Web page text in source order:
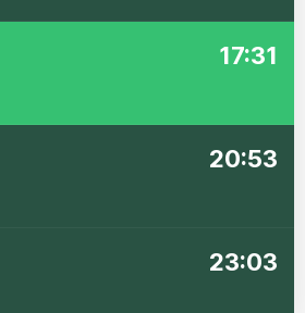
17:31
20:53
23:03